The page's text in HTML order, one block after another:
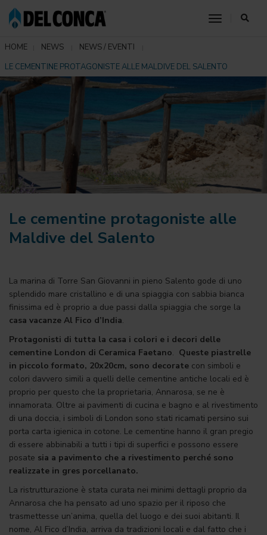
toggle
HOME NEWS
NEWS / EVENTI
LE CEMENTINE PROTAGONISTE ALLE MALDIVE DEL SALENTO
Le cementine protagoniste alle
Maldive del Salento
La marina di Torre San Giovanni in pieno Salento gode di uno
splendido mare cristallino e di una spiaggia con sabbia bianca
finissima ed è proprio a due passi dalla spiaggia che sorge la
casa vacanze Al Fico d’India.
Protagonisti di tutta la casa i colori e i decori delle
cementine London di Ceramica Faetano. Queste piastrelle
in piccolo formato, 20x20cm, sono decorate con simboli e
colori davvero simili a quelli delle cementine antiche locali ed è
proprio per questo che la proprietaria, Annarosa, se ne è
innamorata. Oltre ai pavimenti di cucina e bagno e al rivestimento
di una doccia, i simboli di London sono stati ricamati persino sui
porta carta igienica in cotone. Le cementine hanno il gran pregio
di essere abbinabili a tutti i tipi di superfici e possono essere
posate sia a pavimento che a rivestimento perché sono
realizzate in gres porcellanato.
La ristrutturazione è stata curata nei minimi dettagli proprio da
Annarosa che ha pensato ad uno spazio per il riposo che
trasmettesse un’anima, quella del luogo e dei suoi abitanti. Il
nome, Al Fico d’India, arriva da tradizioni locali e dal fatto che i